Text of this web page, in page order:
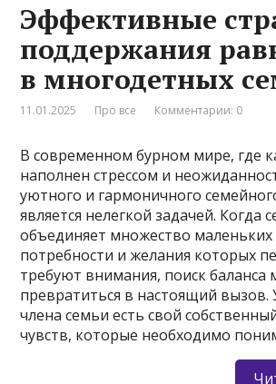
Эффективные
поддержания
в многодетных
11.01.2025 Про все Комментарии: 0
В современном бурном мире, где
наполнен стрессом и
уютного и гармоничного
является нелегкой задачей. Когда
объединяет множество
потребности и желания которых
требуют внимания, поиск баланса
превратиться в настоящий вызов.
члена семьи есть свой
чувств, которые необходимо